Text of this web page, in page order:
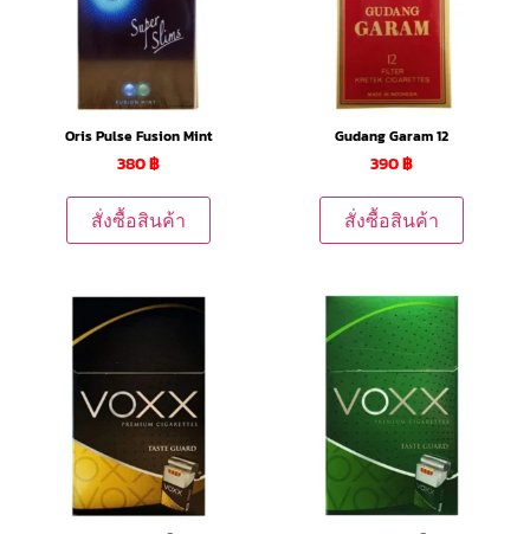
Oris Pulse Fusion Mint
380฿
สั่งซื้อสินค้า
Gudang Garam 12
390฿
สั่งซื้อสินค้า